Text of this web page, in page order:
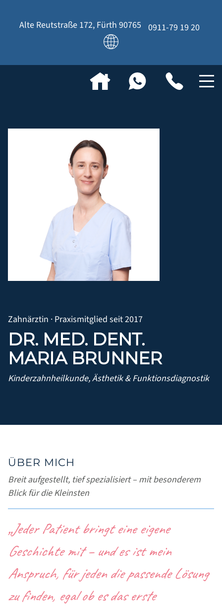
Alte Reutstraße 172, Fürth 90765 0911-79 19 20
Zahnärztin · Praxismitglied seit 2017
DR. MED. DENT.
MARIA BRUNNER
Kinderzahnheilkunde, Ästhetik & Funktionsdiagnostik
ÜBER MICH
Breit aufgestellt, tief spezialisiert – mit besonderem
Blick für die Kleinsten
„Jeder Patient bringt eine eigene
Geschichte mit – und es ist mein
Anspruch, für jeden die passende Lösung
zu finden, egal ob es das erste